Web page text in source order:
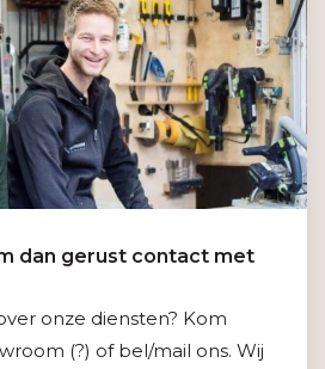
dan gerust contact met
onze diensten? Kom
(?) of bel/mail ons. Wij